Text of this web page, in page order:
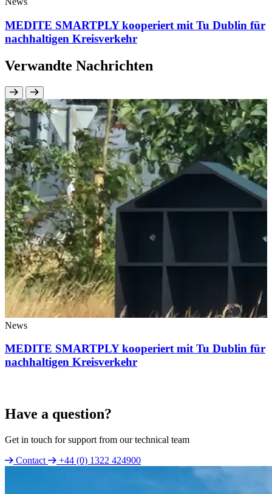
MEDITE SMARTPLY kooperiert mit Tu Dublin für
nachhaltigen Kreisverkehr
Verwandte Nachrichten
News
MEDITE SMARTPLY kooperiert mit Tu Dublin für
nachhaltigen Kreisverkehr
Have a question?
Get in touch for support from our technical team
Contact
+44 (0) 1322 424900